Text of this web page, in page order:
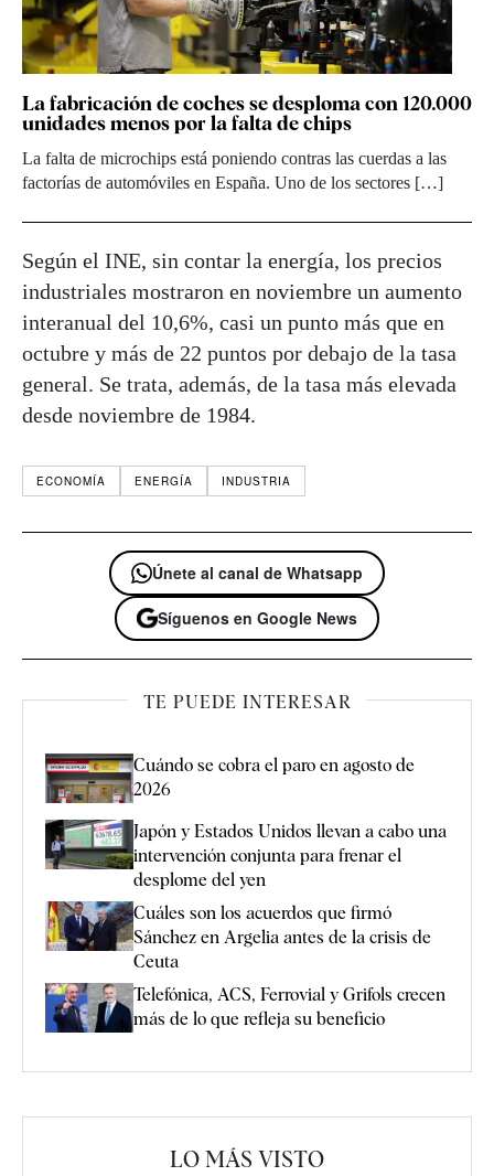
La fabricación de coches se desploma con 120.000
unidades menos por la falta de chips
La falta de microchips está poniendo contras las cuerdas a las
factorías de automóviles en España. Uno de los sectores […]
Según el INE, sin contar la energía, los precios
industriales mostraron en noviembre un aumento
interanual del 10,6%, casi un punto más que en
octubre y más de 22 puntos por debajo de la tasa
general. Se trata, además, de la tasa más elevada
desde noviembre de 1984.
ECONOMÍA ENERGÍA INDUSTRIA
Únete al canal de Whatsapp
Síguenos en Google News
TE PUEDE INTERESAR
Cuándo se cobra el paro en agosto de
2026
Japón y Estados Unidos llevan a cabo una
intervención conjunta para frenar el
desplome del yen
Cuáles son los acuerdos que firmó
Sánchez en Argelia antes de la crisis de
Ceuta
Telefónica, ACS, Ferrovial y Grifols crecen
más de lo que refleja su beneficio
LO MÁS VISTO